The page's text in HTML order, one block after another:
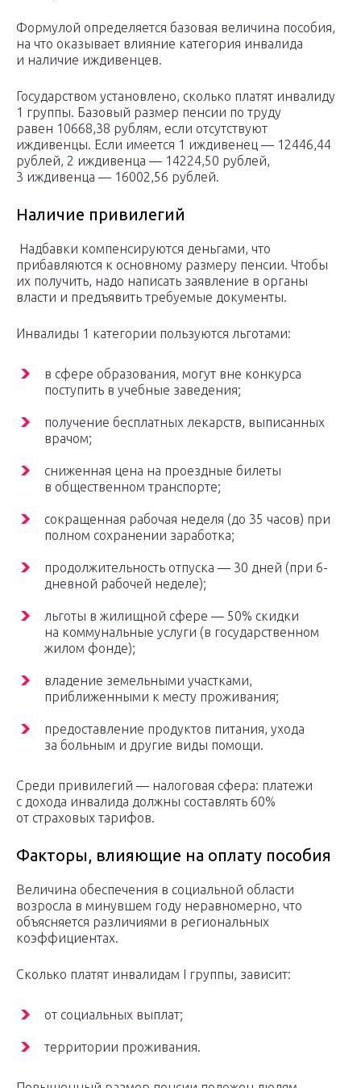
Формулой определяется базовая величина пособия,
на что оказывает влияние категория инвалида
и наличие иждивенцев.
Государством установлено, сколько платят инвалиду
1 группы. Базовый размер пенсии по труду
равен 10668,38 рублям, если отсутствуют
иждивенцы. Если имеется 1 иждивенец — 12446,44
рублей, 2 иждивенца — 14224,50 рублей,
3 иждивенца — 16002,56 рублей.
Наличие привилегий
Надбавки компенсируются деньгами, что
прибавляются к основному размеру пенсии. Чтобы
их получить, надо написать заявление в органы
власти и предъявить требуемые документы.
Инвалиды 1 категории пользуются льготами:
в сфере образования, могут вне конкурса
поступить в учебные заведения;
получение бесплатных лекарств, выписанных
врачом;
сниженная цена на проездные билеты
в общественном транспорте;
сокращенная рабочая неделя (до 35 часов) при
полном сохранении заработка;
продолжительность отпуска — 30 дней (при 6-
дневной рабочей неделе);
льготы в жилищной сфере — 50% скидки
на коммунальные услуги (в государственном
жилом фонде);
владение земельными участками,
приближенными к месту проживания;
предоставление продуктов питания, ухода
за больным и другие виды помощи.
Среди привилегий — налоговая сфера: платежи
с дохода инвалида должны составлять 60%
от страховых тарифов.
Факторы, влияющие на оплату пособия
Величина обеспечения в социальной области
возросла в минувшем году неравномерно, что
объясняется различиями в региональных
коэффициентах.
Сколько платят инвалидам І группы, зависит:
от социальных выплат;
территории проживания.